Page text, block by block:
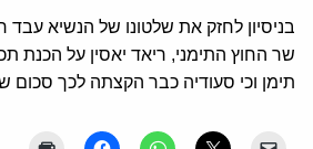
בניסיון לחזק את שלטונו של הנשיא עבד
שר החוץ התימני, ריאד יאסין על הכנת
תימן וכי סעודיה כבר הקצתה לכך סכום של 274 מיליון